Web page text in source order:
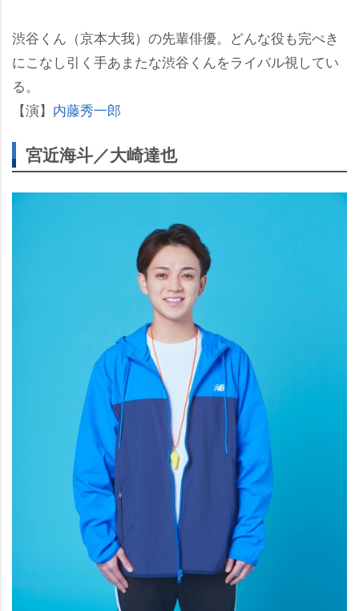
渋谷くん（京本大我）の先輩俳優。どんな役も完ぺき
にこなし引く手あまたな渋谷くんをライバル視してい
る。
【演】 内藤秀一郎
宮近海斗／大崎達也